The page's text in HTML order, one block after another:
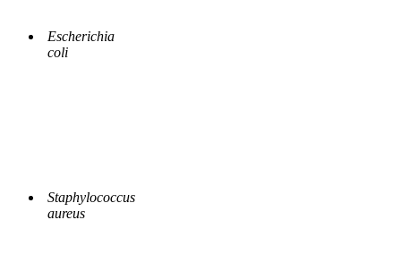
Escherichia
coli
Staphylococcus
aureus